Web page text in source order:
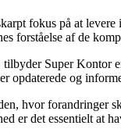
fokus på at
forståelse af de
Super
og
hvor forandringer
det essentielt at